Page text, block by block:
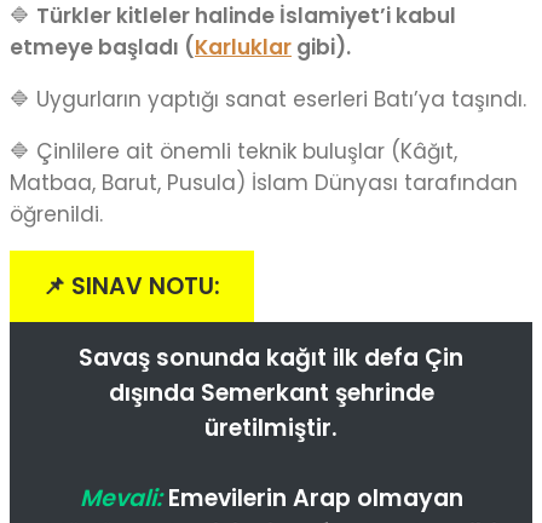
🔷 Türkler kitleler halinde İslamiyet’i kabul
etmeye başladı (Karluklar gibi).
🔷 Uygurların yaptığı sanat eserleri Batı’ya taşındı.
🔷 Çinlilere ait önemli teknik buluşlar (Kâğıt,
Matbaa, Barut, Pusula) İslam Dünyası tarafından
öğrenildi.
📌 SINAV NOTU:
Savaş sonunda kağıt ilk defa Çin
dışında Semerkant şehrinde
üretilmiştir.
Mevali:Emevilerin Arap olmayan